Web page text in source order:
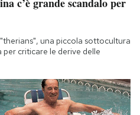
c’è grande scandalo per
una piccola sottocultura
criticare le derive delle